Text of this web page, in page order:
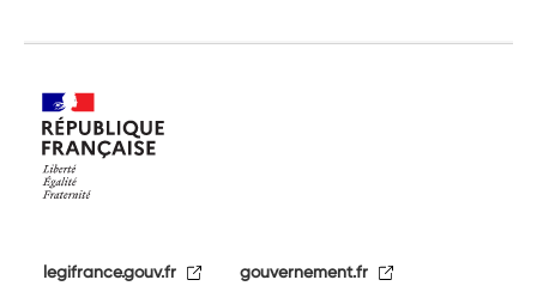
legifrance.gouv.fr gouvernement.fr